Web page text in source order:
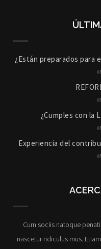
¿Están preparados para
¿Cumples con la
Experiencia del
Cum sociis natoque
nascetur ridiculus mus.